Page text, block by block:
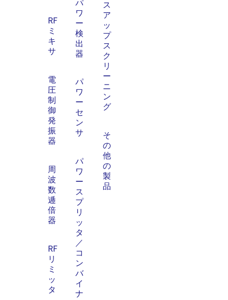
RF
ミ
キ
サ
電
圧
制
御
発
振
器
周
波
数
逓
倍
器
RF
リ
ミ
ッ
タ
ワ
ー
検
出
器
パ
ワ
ー
セ
ン
サ
パ
ワ
ー
ス
プ
リ
ッ
タ
／
コ
ン
バ
イ
ナ
ス
ア
ッ
プ
ス
ク
リ
ー
ニ
ン
グ
そ
の
他
の
製
品